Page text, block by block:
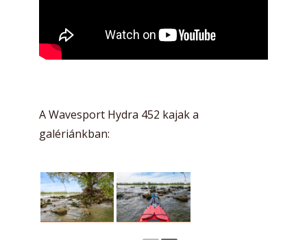
A Wavesport Hydra 452 kajak a
galériánkban: